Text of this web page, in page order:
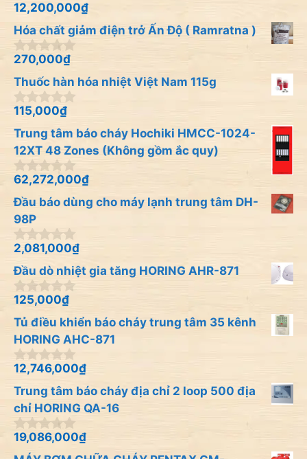
0
n
g
o
à
5
12,200,000₫
Hóa chất giảm điện trở Ấn Độ ( Ramratna )
0
n
g
o
à
5
270,000₫
Thuốc hàn hóa nhiệt Việt Nam 115g
0
n
g
o
à
i
5
115,000₫
Trung tâm báo cháy Hochiki HMCC-1024-
12XT 48 Zones (Không gồm ắc quy)
0
n
g
o
à
i
5
62,272,000₫
Đầu báo dùng cho máy lạnh trung tâm DH-
98P
0
n
g
o
à
5
2,081,000₫
Đầu dò nhiệt gia tăng HORING AHR-871
0
n
g
o
à
i
5
125,000₫
Tủ điều khiển báo cháy trung tâm 35 kênh
HORING AHC-871
0
n
g
o
à
i
5
12,746,000₫
Trung tâm báo cháy địa chỉ 2 loop 500 địa
chỉ HORING QA-16
0
n
19,086,000₫